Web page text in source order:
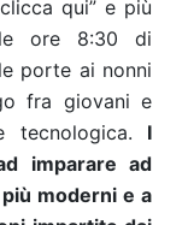
qui” e più
ore 8:30 di
porte ai nonni
fra giovani e
tecnologica.
I
imparare ad
moderni e a